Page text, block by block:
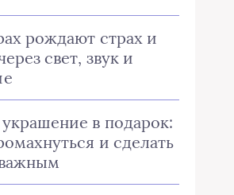
рождают страх и
свет, звук и
в подарок:
и сделать